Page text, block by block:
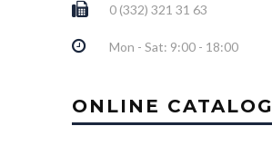
0 (332) 321 31 63
Mon - Sat: 9:00 - 18:00
ONLINE CATALOG